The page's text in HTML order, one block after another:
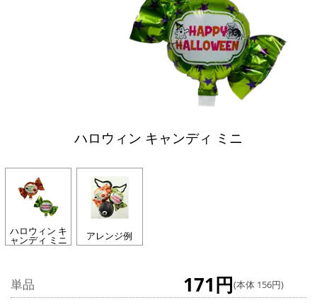
ハロウィン キャンディ ミニ
ハロウィン キ
ャンディ ミニ アレンジ例
単品 171円(本体 156円)